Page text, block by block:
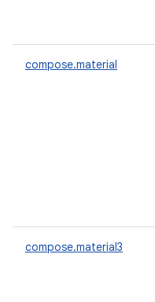
compose.material
compose.material3